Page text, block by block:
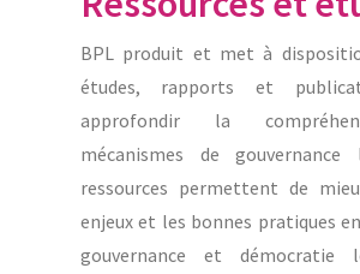
BPL produit et met à
études, rapports et
approfondir la
mécanismes de gouvernance
ressources permettent de
enjeux et les bonnes pratiques
gouvernance et démocratie